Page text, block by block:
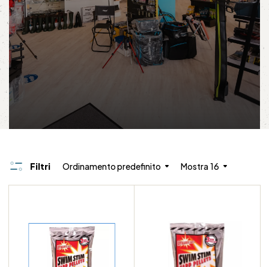
Filtri Ordinamento predefinito Mostra16